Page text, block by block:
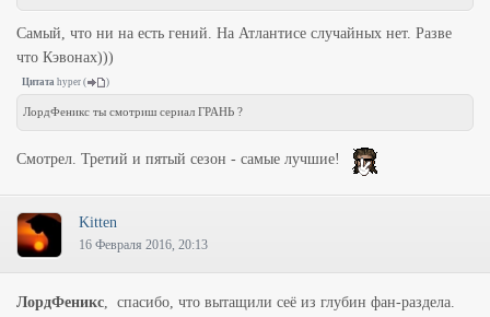
Самый, что ни на есть гений. На Атлантисе случайных нет. Разве
что Кэвонах)))
Цитата hyper ( )
ЛордФеникс ты смотриш сериал ГРАНЬ ?
Смотрел. Третий и пятый сезон - самые лучшие!
Kitten
16 Февраля 2016, 20:13
ЛордФеникс, спасибо, что вытащили сеё из глубин фан-раздела.